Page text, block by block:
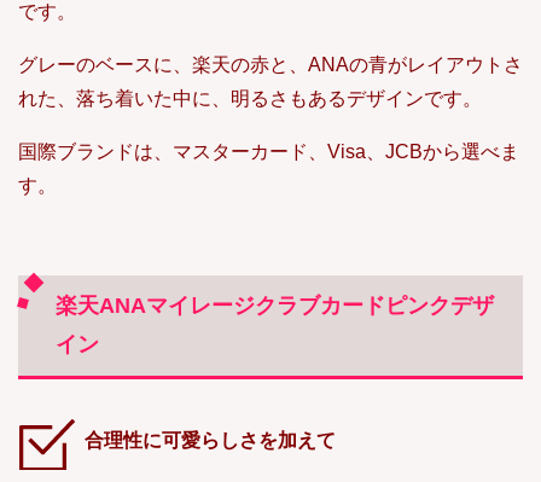
です。
グレーのベースに、楽天の赤と、ANAの青がレイアウトさ
れた、落ち着いた中に、明るさもあるデザインです。
国際ブランドは、マスターカード、Visa、JCBから選べま
す。
楽天ANAマイレージクラブカードピンクデザ
イン
合理性に可愛らしさを加えて